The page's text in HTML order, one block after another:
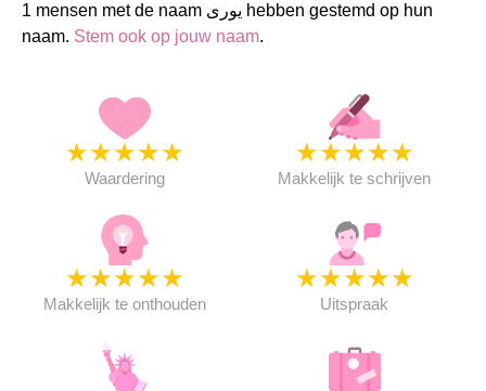
1 mensen met de naam يورى hebben gestemd op hun
naam. Stem ook op jouw naam.
★★★★★
Waardering
★★★★★
Makkelijk te schrijven
★★★★★
Makkelijk te onthouden
★★★★★
Uitspraak